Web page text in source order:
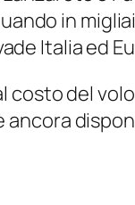
in
Italia ed
costo del
ancora